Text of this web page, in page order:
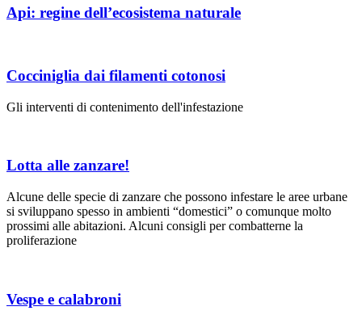
Api: regine dell’ecosistema naturale
Cocciniglia dai filamenti cotonosi
Gli interventi di contenimento dell'infestazione
Lotta alle zanzare!
Alcune delle specie di zanzare che possono infestare le aree urbane
si sviluppano spesso in ambienti “domestici” o comunque molto
prossimi alle abitazioni. Alcuni consigli per combatterne la
proliferazione
Vespe e calabroni